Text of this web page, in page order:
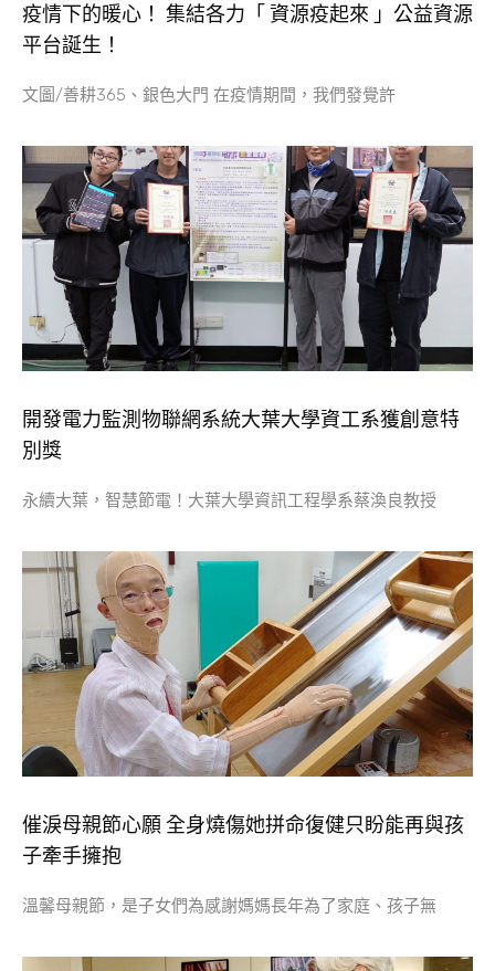
疫情下的暖心！ 集結各力「 資源疫起來 」公益資源
平台誕生！
文圖/善耕365、銀色大門 在疫情期間，我們發覺許
​開發電力監測物聯網系統大葉大學資工系獲創意特
別獎
永續大葉，智慧節電！大葉大學資訊工程學系蔡渙良教授
催淚母親節心願 全身燒傷她拼命復健只盼能再與孩
子牽手擁抱
溫馨母親節，是子女們為感謝媽媽長年為了家庭、孩子無